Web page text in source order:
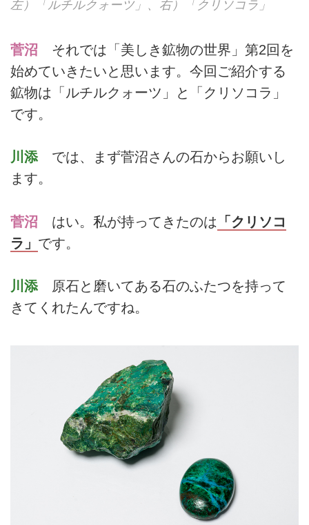
左）「ルチルクォーツ」、右）「クリソコラ」
菅沼
それでは「美しき鉱物の世界」第2回を
始めていきたいと思います。 今回ご紹介する
鉱物は「ルチルクォーツ」と「クリソコラ」
です。
川添 では、まず菅沼さんの石からお願いし
ます。
菅沼 はい。私が持ってきたのは 「クリソコ
ラ」 です。
川添 原石と磨いてある石のふたつを持って
きてくれたんですね。